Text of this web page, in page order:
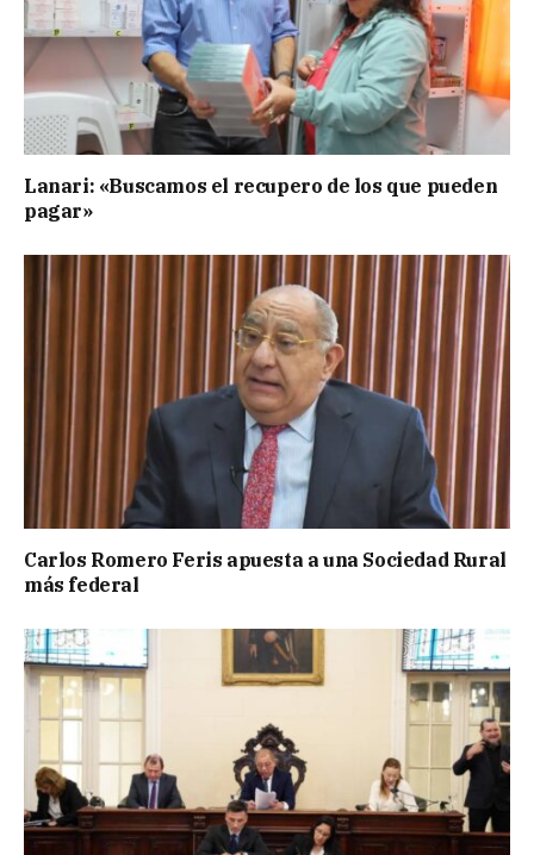
Lanari: «Buscamos el recupero de los que pueden
pagar»
Carlos Romero Feris apuesta a una Sociedad Rural
más federal